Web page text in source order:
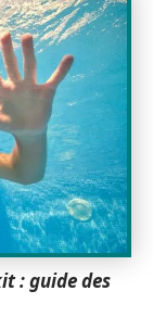
: guide des